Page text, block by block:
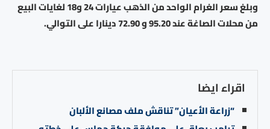
وبلغ سعر الغرام الواحد من الذهب عيارات 24 و18 لغايات البيع
من محلات الصاغة عند 95.20 و 72.90 دينارا على التوالي.
اقراء ايضا
“زراعة الأعيان” تناقش ملف مصانع الألبان